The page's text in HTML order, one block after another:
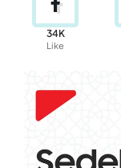
34K
Like